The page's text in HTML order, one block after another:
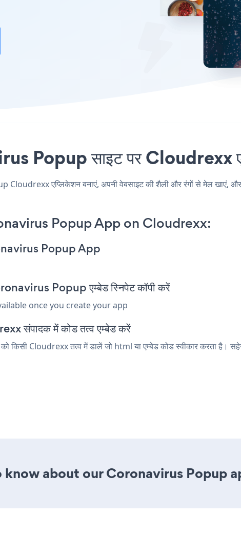
Popup साइट पर Cloudrexx
एप्लिकेशन बनाएं, अपनी वेबसाइट की शैली और रंगों से मेल खाएं,
Popup App on Cloudrexx:
Popup App
Popup एम्बेड स्निपेट कॉपी करें
once you create your app
संपादक में कोड तत्व एम्बेड करें
किसी Cloudrexx तत्व में डालें जो html या एम्बेड कोड स्वीकार करता है।
about our Coronavirus Popup